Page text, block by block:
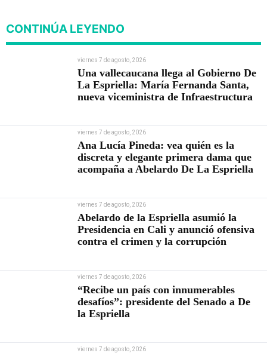
CONTINÚA LEYENDO
viernes 7 de agosto, 2026
Una vallecaucana llega al Gobierno De
La Espriella: María Fernanda Santa,
nueva viceministra de Infraestructura
viernes 7 de agosto, 2026
Ana Lucía Pineda: vea quién es la
discreta y elegante primera dama que
acompaña a Abelardo De La Espriella
viernes 7 de agosto, 2026
Abelardo de la Espriella asumió la
Presidencia en Cali y anunció ofensiva
contra el crimen y la corrupción
viernes 7 de agosto, 2026
“Recibe un país con innumerables
desafíos”: presidente del Senado a De
la Espriella
viernes 7 de agosto, 2026